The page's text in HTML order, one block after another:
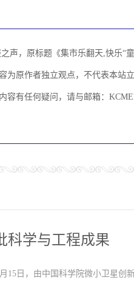
声，原标题《集市乐翻天,快乐“
为原作者独立观点，不代表本站
容有任何疑问，请与邮箱：
科学与工程成果
15日，由中国科学院微小卫星创